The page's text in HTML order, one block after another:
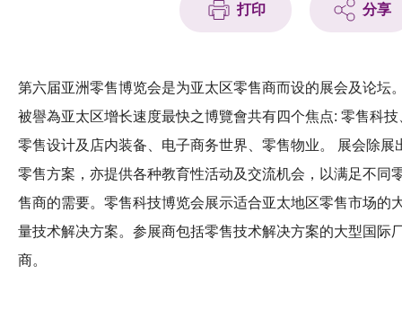
科技分享
会籍
打印 分享
第六届亚洲零售博览会是为亚太区零售商而设的展会及论坛
被譽為亚太区增长速度最快之博覽會共有四个焦点: 零售科技
零售设计及店内装备、电子商务世界、零售物业。 展会除展
零售方案，亦提供各种教育性活动及交流机会，以满足不同
售商的需要。零售科技博览会展示适合亚太地区零售市场的
量技术解决方案。参展商包括零售技术解决方案的大型国际
商。